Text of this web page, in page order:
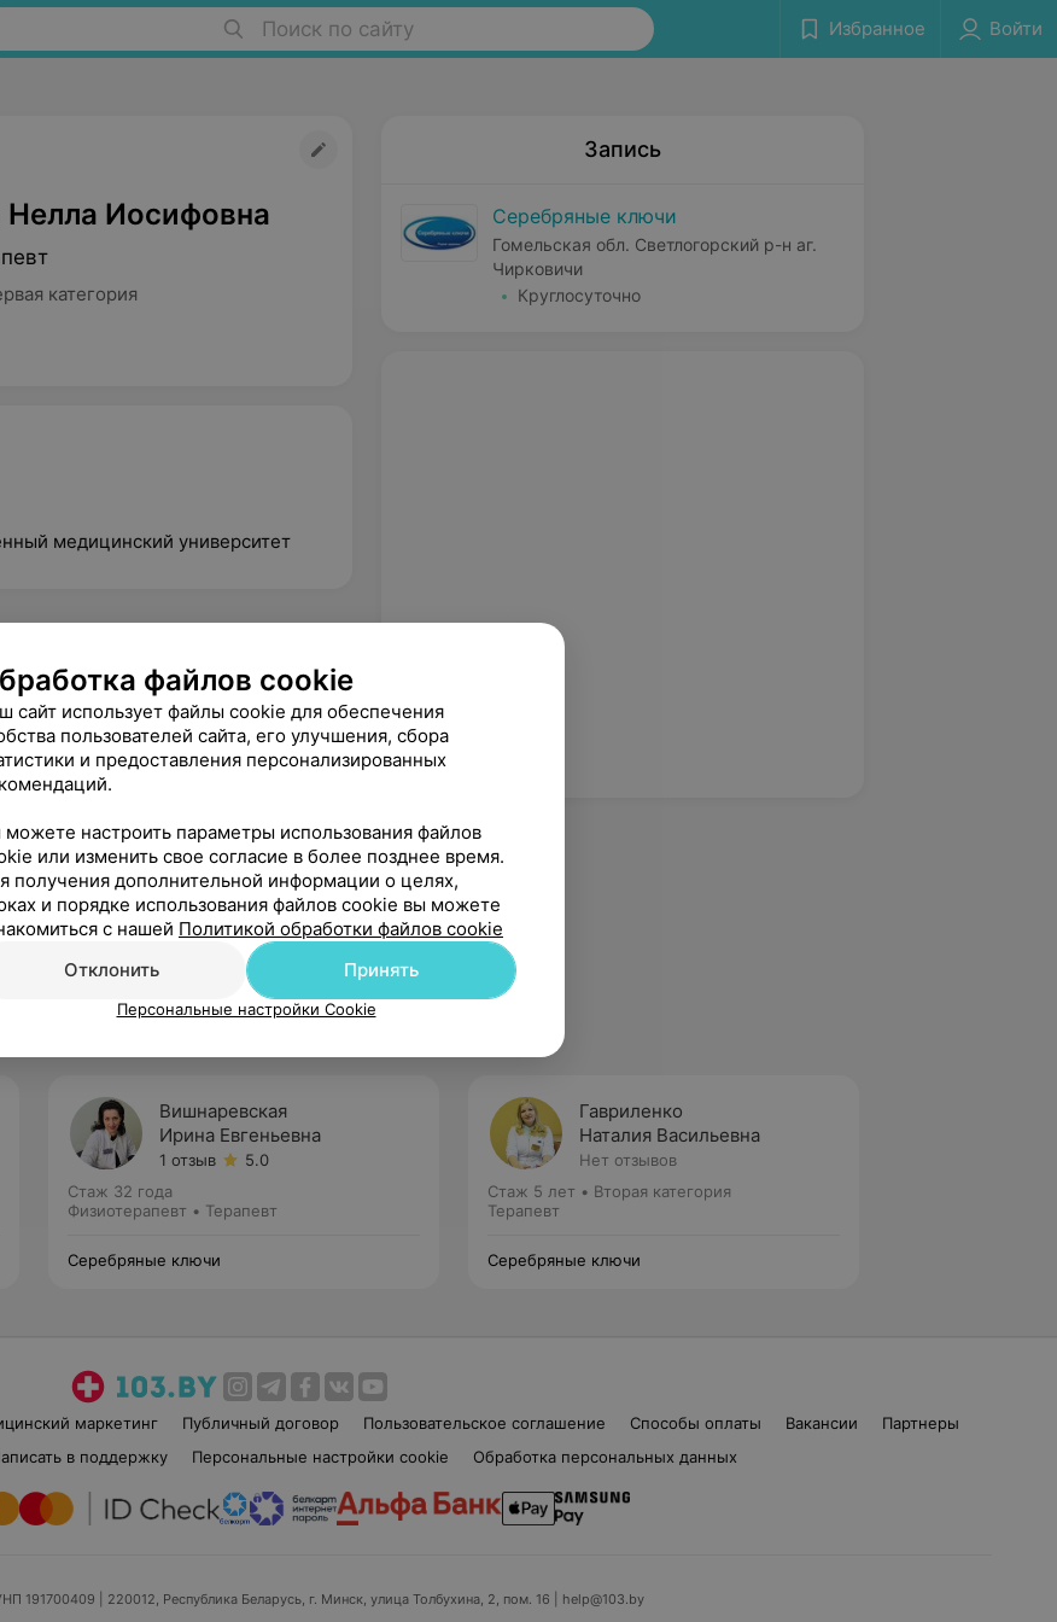
Поиск по сайту Избранное Войти
Иосифовна
категория
медицинский университет
Рекомендую
Запись
Серебряные ключи
Гомельская обл. Светлогорский р-н аг.
Чирковичи
Круглосуточно
Вишнаревская
Ирина Евгеньевна
1 отзыв
5.0
Стаж 32 года
Физиотерапевт • Терапевт
Серебряные ключи
Гавриленко
Наталия Васильевна
Нет отзывов
Стаж 5 лет • Вторая категория
Терапевт
Серебряные ключи
маркетинг Публичный договор Пользовательское соглашение Способы оплаты Вакансии
Партнеры
в поддержку Персональные настройки cookie Обработка персональных данных
191700409 | 220012, Республика Беларусь, г. Минск, улица Толбухина, 2, пом. 16 | help@103.by
файлов cookie
сайт использует файлы cookie для обеспечения
пользователей сайта, его улучшения, сбора
и предоставления персонализированных
настроить параметры использования файлов
или изменить свое согласие в более позднее время.
получения дополнительной информации о целях,
и порядке использования файлов cookie вы можете
с нашей Политикой обработки файлов cookie
Отклонить
Принять
Персональные настройки Cookie